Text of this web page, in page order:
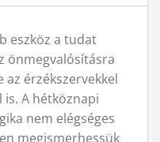
eszköz a tudat
önmegvalósításra
az érzékszervekkel
A hétköznapi
nem elégséges
megismerhessük